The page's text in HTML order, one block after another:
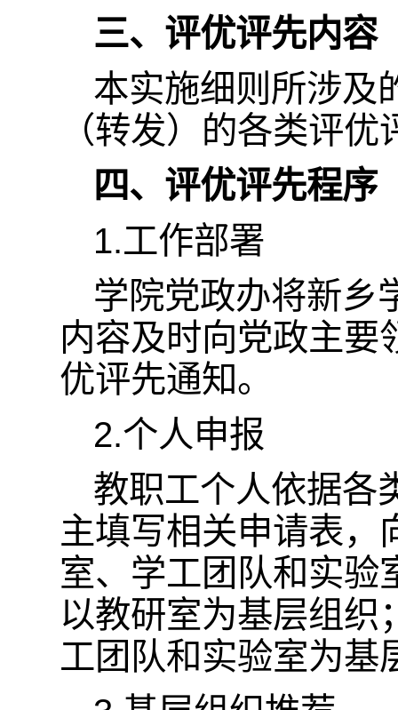
三、评优评先内容
本实施细则所涉及
（转发）的各类评
四、评优评先程序
1.工作部署
学院党政办将新乡
内容及时向党政主要
优评先通知。
2.个人申报
教职工个人依据各
主填写相关申请表，
室、学工团队和实验
以教研室为基层组织
工团队和实验室为基